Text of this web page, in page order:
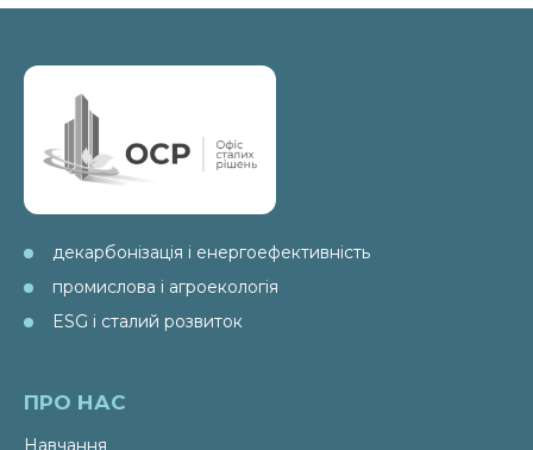
декарбонізація і енергоефективність
промислова і агроекологія
ESG і сталий розвиток
ПРО НАС
Навчання